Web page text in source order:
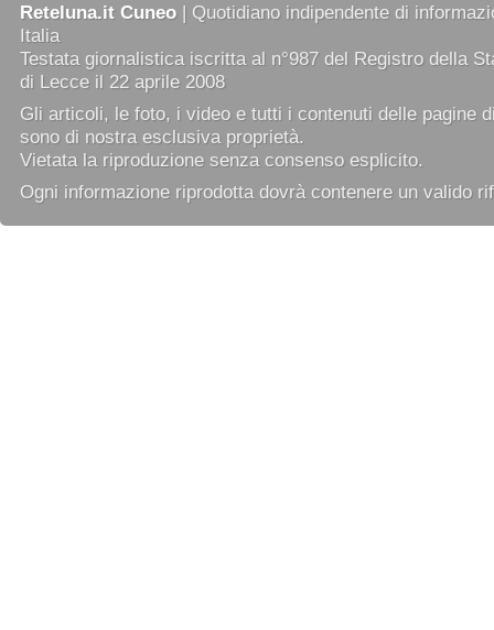
Reteluna.it Cuneo | Quotidiano indipendente di
Italia
Testata giornalistica iscritta al n°987 del Registro della
di Lecce il 22 aprile 2008
Gli articoli, le foto, i video e tutti i contenuti delle pagine
sono di nostra esclusiva proprietà.
Vietata la riproduzione senza consenso esplicito.
Ogni informazione riprodotta dovrà contenere un valido